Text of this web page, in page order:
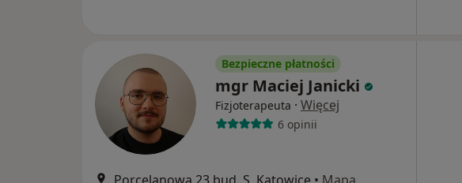
Bezpieczne płatności
mgr Maciej Janicki
Fizjoterapeuta · Więcej
6 opinii